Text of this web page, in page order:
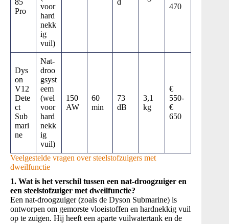
85
Pro
voor
hard
nekk
ig
vuil)
d
470
Dys
on
V12
Dete
ct
Sub
mari
ne
Nat-
droo
gsyst
eem
(wel
voor
hard
nekk
ig
vuil)
150
AW
60
min
73
dB
3,1
kg
€
550-
€
650
Veelgestelde vragen over steelstofzuigers met
dweilfunctie
1. Wat is het verschil tussen een nat-droogzuiger en
een steelstofzuiger met dweilfunctie?
Een nat-droogzuiger (zoals de Dyson Submarine) is
ontworpen om gemorste vloeistoffen en hardnekkig vuil
op te zuigen. Hij heeft een aparte vuilwatertank en de